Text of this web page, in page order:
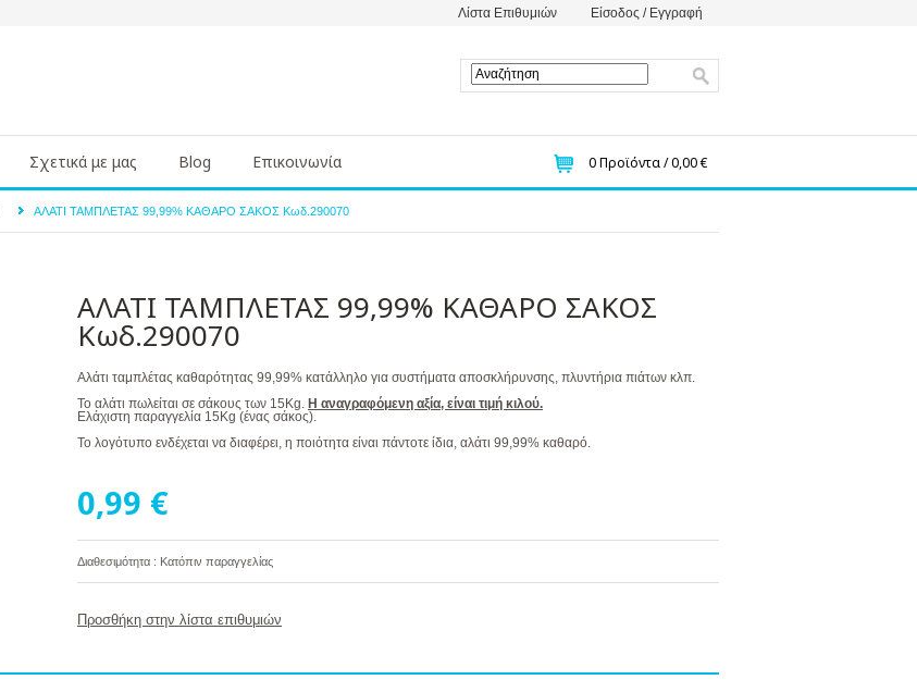
Λίστα Επιθυμιών Είσοδος / Εγγραφή
Σχετικά με μας Blog Επικοινωνία 0Προϊόντα /0,00 €
ΑΛΑΤΙ ΤΑΜΠΛΕΤΑΣ 99,99% ΚΑΘΑΡΟ ΣΑΚΟΣ Κωδ.290070
ΑΛΑΤΙ ΤΑΜΠΛΕΤΑΣ 99,99% ΚΑΘΑΡΟ ΣΑΚΟΣ
Κωδ.290070
Αλάτι ταμπλέτας καθαρότητας 99,99% κατάλληλο για συστήματα αποσκλήρυνσης, πλυντήρια πιάτων κλπ.
Το αλάτι πωλείται σε σάκους των 15Kg. Η αναγραφόμενη αξία, είναι τιμή κιλού.
Ελάχιστη παραγγελία 15Kg (ένας σάκος).
Το λογότυπο ενδέχεται να διαφέρει, η ποιότητα είναι πάντοτε ίδια, αλάτι 99,99% καθαρό.
0,99 €
Διαθεσιμότητα : Κατόπιν παραγγελίας
Προσθήκη στην λίστα επιθυμιών